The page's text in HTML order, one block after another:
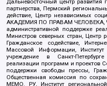
Дальневосточный центр развития
партнерства, Пермский
действие, Центр независимых
АКАДЕМИЯ ПО ПРАВАМ ЧЕЛОВЕКА,
административной поддержке
Министров северных стран, Центр
Гражданское содействие,
Массовой Информации,
учреждение в Санкт-
реализации программ и проектов
поддержки свободы прессы,
Общественная комиссия по
МЕМО. РУ, Институт